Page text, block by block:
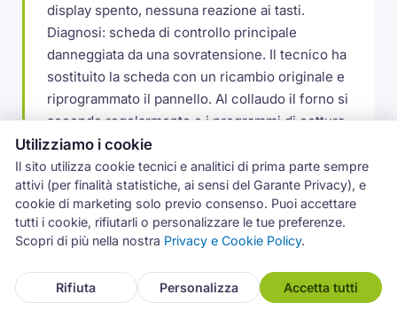
display spento, nessuna reazione ai tasti.
Diagnosi: scheda di controllo principale
danneggiata da una sovratensione. Il tecnico ha
sostituito la scheda con un ricambio originale e
riprogrammato il pannello. Al collaudo il forno si
accende regolarmente e i programmi di cottura
funzionano tutti.
Forno Smeg ventilato — ventola ferma,
cottura disomogenea a Misterbianco
Un cliente di Misterbianco lamentava che il
forno Smeg ventilato cuoceva in modo
irregolare: bruciato sopra, crudo al centro. Il
Utilizziamo i cookie
Il sito utilizza cookie tecnici e analitici di prima parte sempre
attivi (per finalità statistiche, ai sensi del Garante Privacy), e
cookie di marketing solo previo consenso. Puoi accettare
tutti i cookie, rifiutarli o personalizzare le tue preferenze.
Scopri di più nella nostra Privacy e Cookie Policy.
Rifiuta Personalizza Accetta tutti